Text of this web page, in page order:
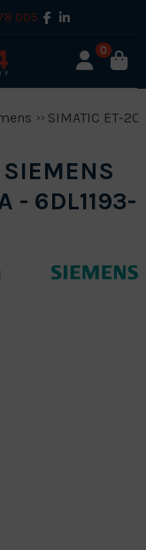
005
0
SIMATIC ET-
- 6DL1193-